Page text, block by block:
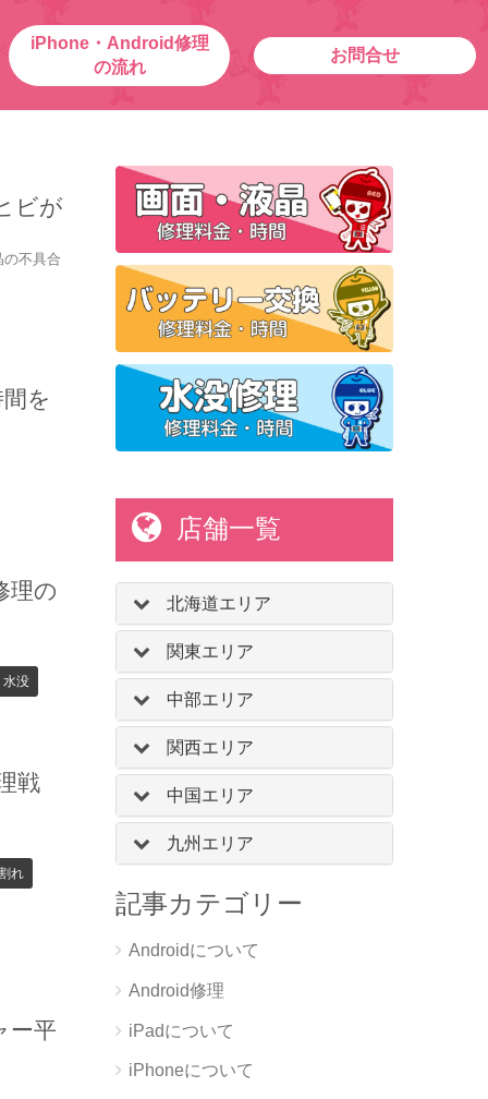
iPhone・Android修理
の流れ
お問合せ
ビが
不具合
を
理の
水没
戦
れ
ー平
店舗一覧
北海道エリア
関東エリア
中部エリア
関西エリア
中国エリア
九州エリア
記事カテゴリー
Androidについて
Android修理
iPadについて
iPhoneについて